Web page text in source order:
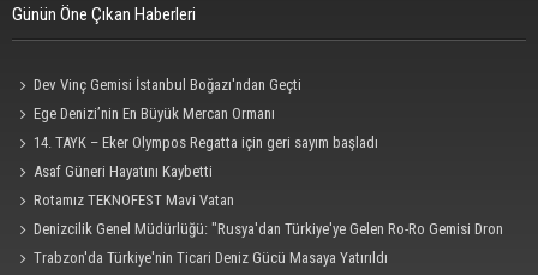
Günün Öne Çıkan Haberleri
Dev Vinç Gemisi İstanbul Boğazı'ndan Geçti
Ege Denizi’nin En Büyük Mercan Ormanı
14. TAYK – Eker Olympos Regatta için geri sayım başladı
Asaf Güneri Hayatını Kaybetti
Rotamız TEKNOFEST Mavi Vatan
Denizcilik Genel Müdürlüğü: "Rusya'dan Türkiye'ye Gelen Ro-Ro Gemisi Dron
Saldırısına Uğradı"
Trabzon'da Türkiye'nin Ticari Deniz Gücü Masaya Yatırıldı